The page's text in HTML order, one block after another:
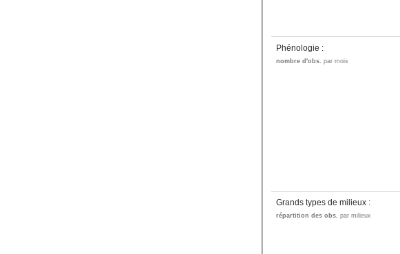
Phénologie :
nombre d'obs. par mois
Grands types de milieux :
répartition des obs. par milieux